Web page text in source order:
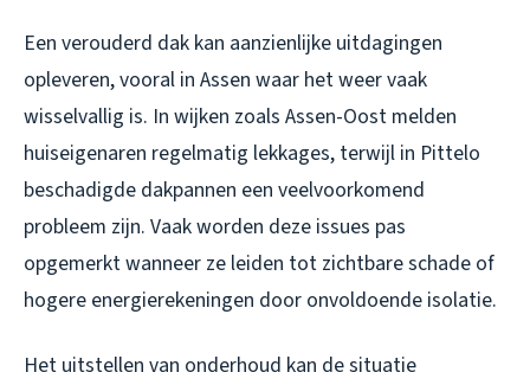
Een verouderd dak kan aanzienlijke uitdagingen
opleveren, vooral in Assen waar het weer vaak
wisselvallig is. In wijken zoals Assen-Oost melden
huiseigenaren regelmatig lekkages, terwijl in Pittelo
beschadigde dakpannen een veelvoorkomend
probleem zijn. Vaak worden deze issues pas
opgemerkt wanneer ze leiden tot zichtbare schade of
hogere energierekeningen door onvoldoende isolatie.
Het uitstellen van onderhoud kan de situatie